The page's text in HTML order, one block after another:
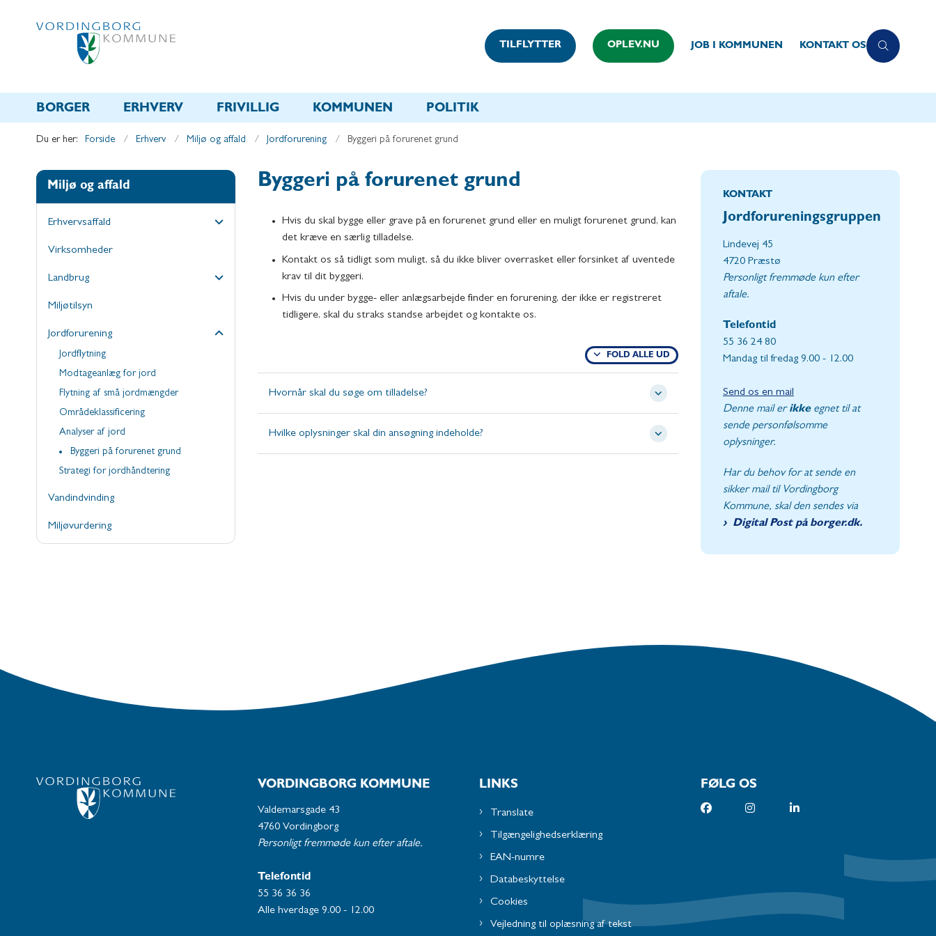
TILFLYTTER OPLEV.NU JOB I KOMMUNEN KONTAKT OS
BORGER ERHVERV FRIVILLIG KOMMUNEN POLITIK
Du er her: Forside Erhverv Miljø og affald Jordforurening Byggeri på forurenet grund
Miljø og affald
Erhvervsaffald
Virksomheder
Landbrug
Miljøtilsyn
Jordforurening
Jordflytning
Modtageanlæg for jord
Flytning af små jordmængder
Områdeklassificering
Analyser af jord
Byggeri på forurenet grund
Strategi for jordhåndtering
Vandindvinding
Miljøvurdering
Byggeri på forurenet grund
Hvis du skal bygge eller grave på en forurenet grund eller en muligt forurenet grund, kan
det kræve en særlig tilladelse.
Kontakt os så tidligt som muligt, så du ikke bliver overrasket eller forsinket af uventede
krav til dit byggeri.
Hvis du under bygge- eller anlægsarbejde finder en forurening, der ikke er registreret
tidligere, skal du straks standse arbejdet og kontakte os.
FOLD ALLE UD
Hvornår skal du søge om tilladelse?
Hvilke oplysninger skal din ansøgning indeholde?
KONTAKT
Jordforureningsgruppen
Lindevej 45
4720 Præstø
Personligt fremmøde kun efter
aftale.
Telefontid
55 36 24 80
Mandag til fredag 9.00 - 12.00
Send os en mail
Denne mail er ikke egnet til at
sende personfølsomme
oplysninger.
Har du behov for at sende en
sikker mail til Vordingborg
Kommune, skal den sendes via
Digital Post på borger.dk.
VORDINGBORG KOMMUNE
Valdemarsgade 43
4760 Vordingborg
Personligt fremmøde kun efter aftale.
Telefontid
55 36 36 36
Alle hverdage 9.00 - 12.00
LINKS
Translate
Tilgængelighedserklæring
EAN-numre
Databeskyttelse
Cookies
Vejledning til oplæsning af tekst
FØLG OS